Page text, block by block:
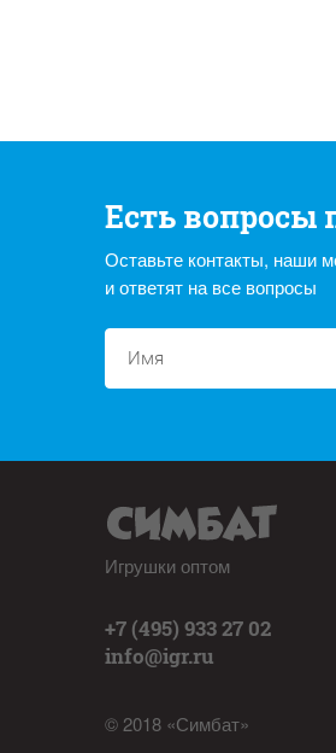
Есть вопросы
Оставьте контакты, наши
и ответят на все вопросы
Игрушки оптом
+7 (495) 933 27 02
info@igr.ru
© 2018 «Симбат»